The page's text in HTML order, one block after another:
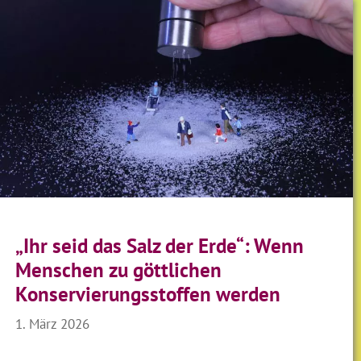
„Ihr seid das Salz der Erde“: Wenn
Menschen zu göttlichen
Konservierungsstoffen werden
1. März 2026